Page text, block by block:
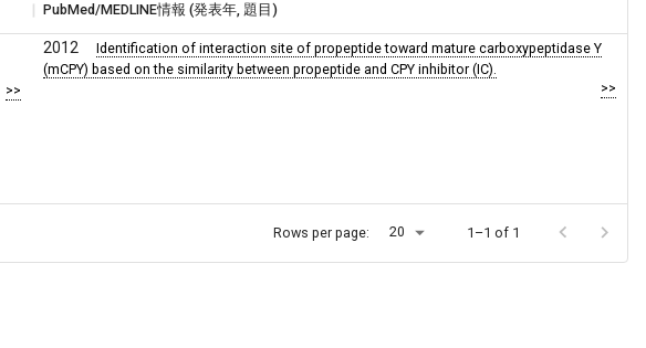
PubMed/MEDLINE情報 (発表年, 題目)
>>
2012
Identification of interaction site of propeptide toward mature carboxypeptidase Y
(mCPY) based on the similarity between propeptide and CPY inhibitor (IC).
>>
Rows per page: 20 1–1 of 1